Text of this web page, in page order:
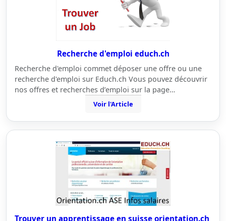
Recherche d'emploi educh.ch
Recherche d'emploi commet déposer une offre ou une
recherche d'emploi sur Educh.ch Vous pouvez découvrir
nos offres et recherches d’emploi sur la page…
Voir l'Article
Trouver un apprentissage en suisse orientation.ch